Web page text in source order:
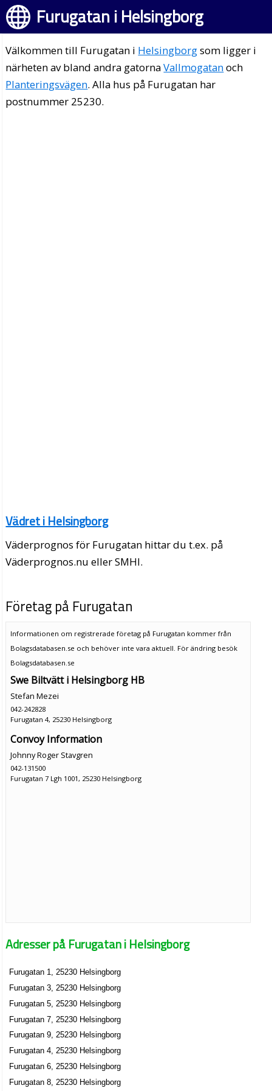
Furugatan i Helsingborg
Välkommen till Furugatan i Helsingborgsom ligger i
närheten av bland andra gatornaVallmogatanoch
Planteringsvägen. Alla hus på Furugatan har
postnummer 25230.
Vädret i Helsingborg
Väderprognos för Furugatan hittar du t.ex. på
Väderprognos.nu eller SMHI.
Företag på Furugatan
Informationen om registrerade företag på Furugatan kommer från
Bolagsdatabasen.se och behöver inte vara aktuell. För ändring besök
Bolagsdatabasen.se
Swe Biltvätt i Helsingborg HB
Stefan Mezei
042-242828
Furugatan 4, 25230 Helsingborg
Convoy Information
Johnny Roger Stavgren
042-131500
Furugatan 7 Lgh 1001, 25230 Helsingborg
Adresser på Furugatan i Helsingborg
Furugatan 1, 25230 Helsingborg
Furugatan 3, 25230 Helsingborg
Furugatan 5, 25230 Helsingborg
Furugatan 7, 25230 Helsingborg
Furugatan 9, 25230 Helsingborg
Furugatan 4, 25230 Helsingborg
Furugatan 6, 25230 Helsingborg
Furugatan 8, 25230 Helsingborg